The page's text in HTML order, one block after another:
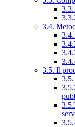
3.4.
3.5. Il